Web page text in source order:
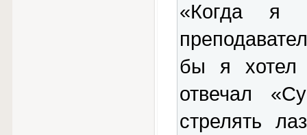
«Когда я
бы я хотел
отвечал
стрелять